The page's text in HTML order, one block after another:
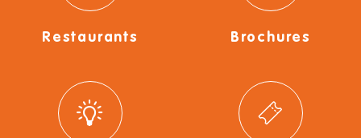
Restaurants Brochures